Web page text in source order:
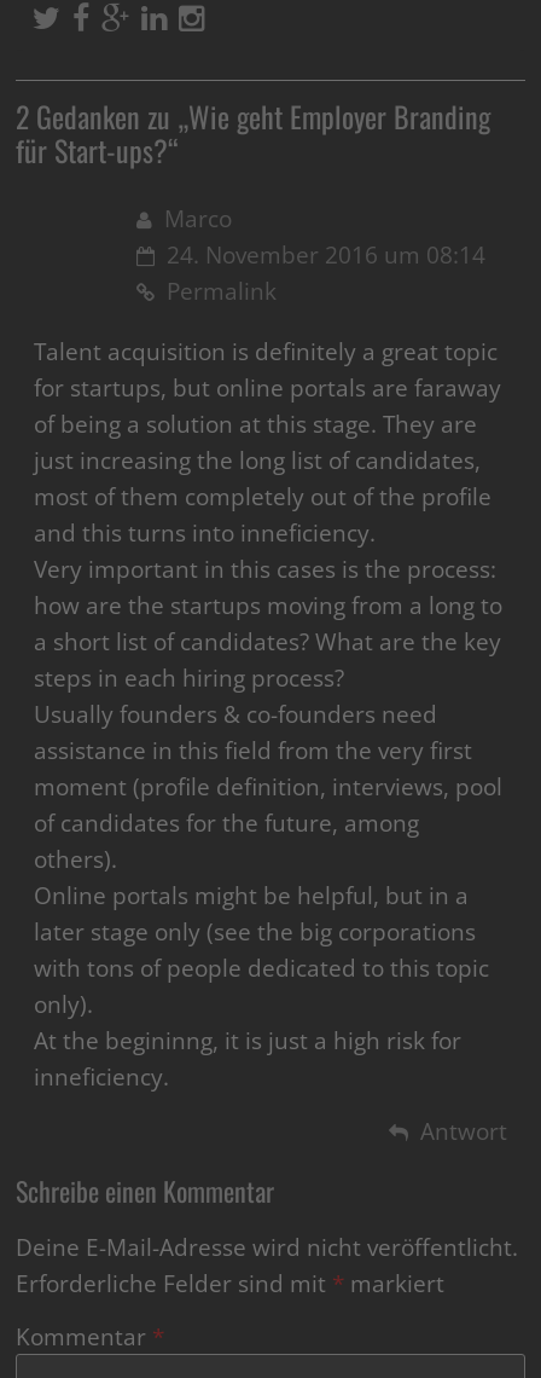
2 Gedanken zu „Wie geht Employer Branding
für Start-ups?“
Marco
24. November 2016 um 08:14
Permalink
Talent acquisition is definitely a great topic
for startups, but online portals are faraway
of being a solution at this stage. They are
just increasing the long list of candidates,
most of them completely out of the profile
and this turns into inneficiency.
Very important in this cases is the process:
how are the startups moving from a long to
a short list of candidates? What are the key
steps in each hiring process?
Usually founders & co-founders need
assistance in this field from the very first
moment (profile definition, interviews, pool
of candidates for the future, among
others).
Online portals might be helpful, but in a
later stage only (see the big corporations
with tons of people dedicated to this topic
only).
At the begininng, it is just a high risk for
inneficiency.
Antwort
Schreibe einen Kommentar
Deine E-Mail-Adresse wird nicht veröffentlicht.
Erforderliche Felder sind mit * markiert
Kommentar *